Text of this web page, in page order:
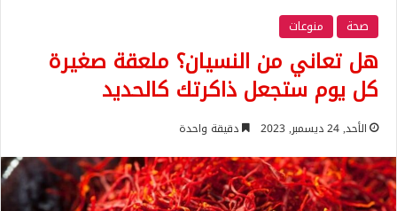
صحة
منوعات
هل تعاني من النسيان؟ ملعقة صغيرة
كل يوم ستجعل ذاكرتك كالحديد
الأحد, 24 ديسمبر, 2023 دقيقة واحدة